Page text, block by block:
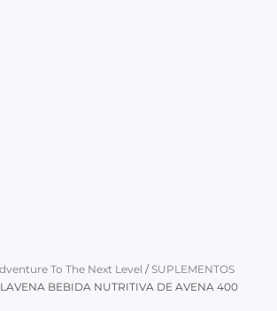
To The Next Level /SUPLEMENTOS
BEBIDA NUTRITIVA DE AVENA 400